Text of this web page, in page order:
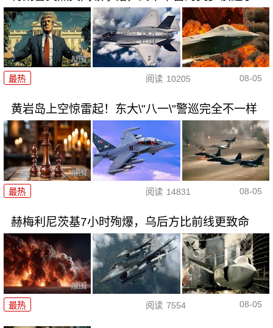
最热 阅读 10205 08-05
黄岩岛上空惊雷起！东大\"八一\"警巡完全不一样
最热 阅读 14831 08-05
赫梅利尼茨基7小时殉爆，乌后方比前线更致命
最热 阅读 7554 08-05